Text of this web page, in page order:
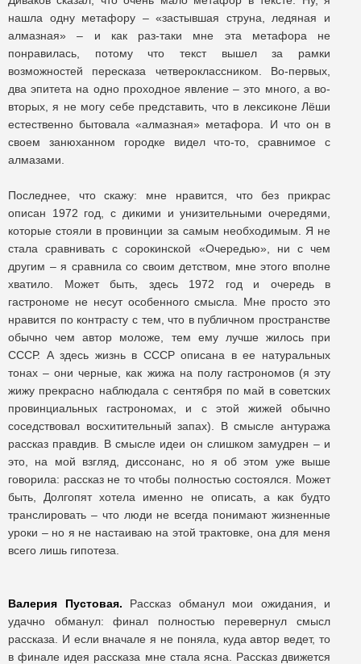
нашла одну метафору – «застывшая струна, ледяная и
алмазная» – и как раз-таки мне эта метафора не
понравилась, потому что текст вышел за рамки
возможностей пересказа четвероклассником. Во-первых,
два эпитета на одно проходное явление – это много, а во-
вторых, я не могу себе представить, что в лексиконе Лёши
естественно бытовала «алмазная» метафора. И что он в
своем занюханном городке видел что-то, сравнимое с
алмазами.
Последнее, что скажу: мне нравится, что без прикрас
описан 1972 год, с дикими и унизительными очередями,
которые стояли в провинции за самым необходимым. Я не
стала сравнивать с сорокинской «Очередью», ни с чем
другим – я сравнила со своим детством, мне этого вполне
хватило. Может быть, здесь 1972 год и очередь в
гастрономе не несут особенного смысла. Мне просто это
нравится по контрасту с тем, что в публичном пространстве
обычно чем автор моложе, тем ему лучше жилось при
СССР. А здесь жизнь в СССР описана в ее натуральных
тонах – они черные, как жижа на полу гастрономов (я эту
жижу прекрасно наблюдала с сентября по май в советских
провинциальных гастрономах, и с этой жижей обычно
соседствовал восхитительный запах). В смысле антуража
рассказ правдив. В смысле идеи он слишком замудрен – и
это, на мой взгляд, диссонанс, но я об этом уже выше
говорила: рассказ не то чтобы полностью состоялся. Может
быть, Долгопят хотела именно не описать, а как будто
транслировать – что люди не всегда понимают жизненные
уроки – но я не настаиваю на этой трактовке, она для меня
всего лишь гипотеза.
Валерия Пустовая. Рассказ обманул мои ожидания, и
удачно обманул: финал полностью перевернул смысл
рассказа. И если вначале я не поняла, куда автор ведет, то
в финале идея рассказа мне стала ясна. Рассказ движется